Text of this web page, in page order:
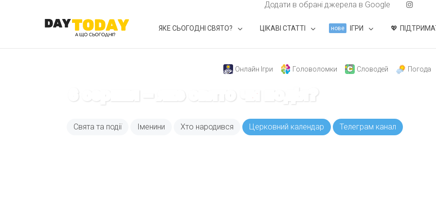
Додати в обрані джерела в Google
ЯКЕ СЬОГОДНІ СВЯТО? ЦІКАВІ СТАТТІ нове ІГРИ
Онлайн Ігри Головоломки Словодей Погода
6 серпня – яке свято чи подія?
Свята та події Іменини Хто народився Церковний календар Телеграм канал